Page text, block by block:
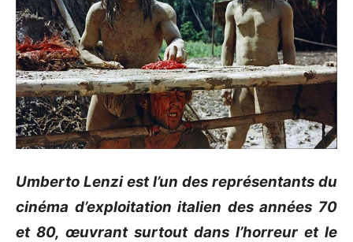
Umberto Lenzi est l’un des représentants du
cinéma d’exploitation italien des années 70
et 80, œuvrant surtout dans l’horreur et le